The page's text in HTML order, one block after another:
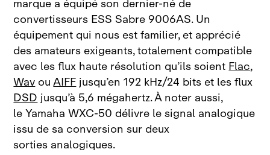
marque a équipé son dernier‑né de
convertisseurs ESS Sabre9006AS. Un
équipement qui nous est familier, et apprécié
des amateurs exigeants, totalement compatible
avec les flux haute résolution qu’ils soientFlac,
WavouAIFFjusqu’en 192 kHz/24 bits et les flux
DSDjusqu’à 5,6 mégahertz. À noter aussi,
leYamaha WXC‑50 délivre le signal analogique
issu de sa conversion sur deux
sorties analogiques.